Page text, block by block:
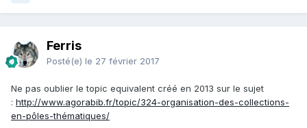
Ferris
Posté(e) le 27 février 2017
Ne pas oublier le topic equivalent créé en 2013 sur le sujet
: http://www.agorabib.fr/topic/324-organisation-des-collections-
en-pôles-thématiques/